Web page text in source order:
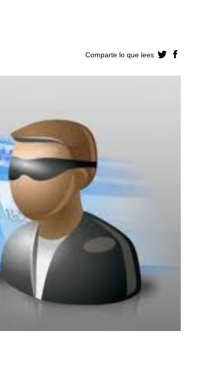
Comparte lo que lees